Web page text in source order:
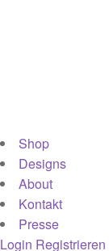
Shop
Designs
About
Kontakt
Presse
Login Registrieren